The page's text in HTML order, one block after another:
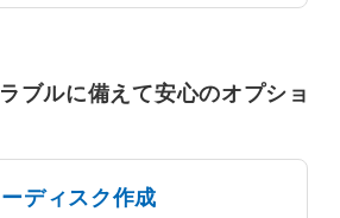
ブルに備えて安心のオプショ
ディスク作成